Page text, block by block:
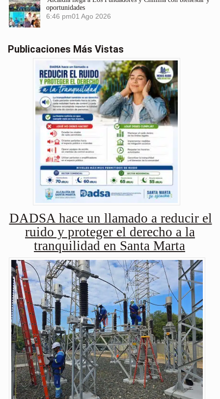
oportunidades
6:46 pm01 Ago 2026
Publicaciones Más Vistas
DADSA hace un llamado a reducir el
ruido y proteger el derecho a la
tranquilidad en Santa Marta